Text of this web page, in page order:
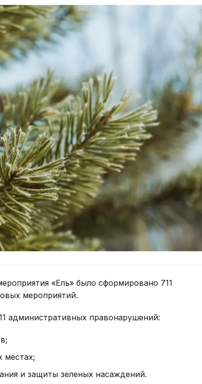
«Ель» было сформировано 711
мероприятий.
административных правонарушений:
местах;
и защиты зеленых насаждений.